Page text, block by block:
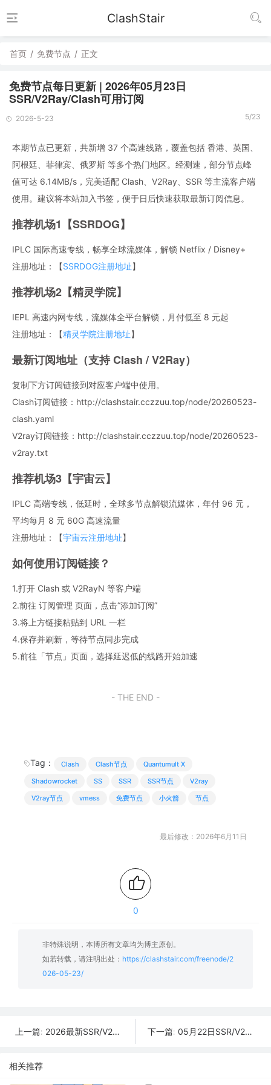
ClashStair
首页 / 免费节点 / 正文
免费节点每日更新 | 2026年05月23日
SSR/V2Ray/Clash可用订阅
2026-5-23 5/23
本期节点已更新，共新增 37 个高速线路，覆盖包括 香港、英国、
阿根廷、菲律宾、俄罗斯 等多个热门地区。经测速，部分节点峰
值可达 6.14MB/s，完美适配 Clash、V2Ray、SSR 等主流客户端
使用。建议将本站加入书签，便于日后快速获取最新订阅信息。
推荐机场1【SSRDOG】
IPLC 国际高速专线，畅享全球流媒体，解锁 Netflix / Disney+
注册地址：【SSRDOG注册地址】
推荐机场2【精灵学院】
IEPL 高速内网专线，流媒体全平台解锁，月付低至 8 元起
注册地址：【精灵学院注册地址】
最新订阅地址（支持 Clash / V2Ray）
复制下方订阅链接到对应客户端中使用。
Clash订阅链接：http://clashstair.cczzuu.top/node/20260523-
clash.yaml
V2ray订阅链接：http://clashstair.cczzuu.top/node/20260523-
v2ray.txt
推荐机场3【宇宙云】
IPLC 高端专线，低延时，全球多节点解锁流媒体，年付 96 元，
平均每月 8 元 60G 高速流量
注册地址：【宇宙云注册地址】
如何使用订阅链接？
1.打开 Clash 或 V2RayN 等客户端
2.前往 订阅管理 页面，点击“添加订阅”
3.将上方链接粘贴到 URL 一栏
4.保存并刷新，等待节点同步完成
5.前往「节点」页面，选择延迟低的线路开始加速
- THE END -
Tag： Clash Clash节点
Quantumult X
Shadowrocket
SS SSR SSR节点
V2ray
V2ray节点
vmess 免费节点 小火箭 节点
最后修改：2026年6月11日
0
非特殊说明，本博所有文章均为博主原创。
如若转载，请注明出处： https://clashstair.com/freenode/2
026-05-23/
上一篇: 2026最新SSR/V2Ray/Clash免费节点 | 05月24日可用订阅 下一篇: 05月22日SSR/V2Ray/Clash订阅合集 | 42条可用免费节点
相关推荐